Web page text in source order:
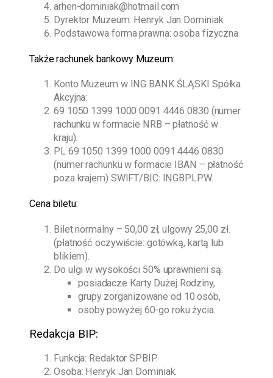
arhen-dominiak@hotmail.com
Dyrektor Muzeum: Henryk Jan Dominiak
Podstawowa forma prawna: osoba fizyczna
Także rachunek bankowy Muzeum:
Konto Muzeum w ING BANK ŚLĄSKI Spółka
Akcyjna:
69 1050 1399 1000 0091 4446 0830 (numer
rachunku w formacie NRB – płatność w
kraju).
PL 69 1050 1399 1000 0091 4446 0830
(numer rachunku w formacie IBAN – płatność
poza krajem) SWIFT/BIC: INGBPLPW.
Cena biletu:
Bilet normalny – 50,00 zł, ulgowy 25,00 zł.
(płatność oczywiście: gotówką, kartą lub
blikiem).
Do ulgi w wysokości 50% uprawnieni są:
posiadacze Karty Dużej Rodziny,
grupy zorganizowane od 10 osób,
osoby powyżej 60-go roku życia.
Redakcja BIP:
Funkcja: Redaktor SPBIP.
Osoba: Henryk Jan Dominiak